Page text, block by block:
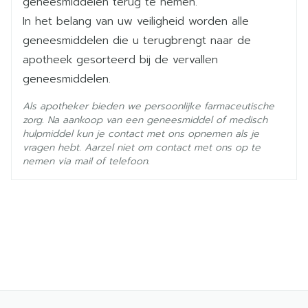
50 - 69 kg: 0,4 ml
vanaf 70 kg: 0,6 ml
Kinderen: 300 UI /kg lichaamsgewicht
Dosisaanpassingen kunnen aangewezen zijn bij
dialysepatiënten met een hemorragisch risico
Een SC injectie om de 12u gedurende 10 dagen
< 50 kg: 0,4 ml
Behoud
In het belang van uw veiligheid worden alle
geneesmiddelen die u terugbrengt naar de
apotheek gesorteerd bij de vervallen
geneesmiddelen.
Als apotheker bieden we persoonlijke farmaceutische
zorg. Na aankoop van een geneesmiddel of medisch
hulpmiddel kun je contact met ons opnemen als je
vragen hebt. Aarzel niet om contact met ons op te
nemen via mail of telefoon.